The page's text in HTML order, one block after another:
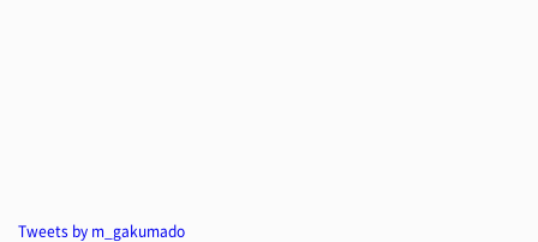
Tweets by m_gakumado